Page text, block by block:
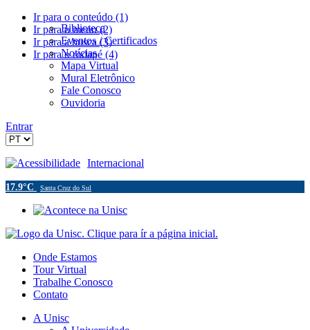
Ir para o conteúdo (1)
Ir para o menu (2)
Ir para a busca (3)
Ir para o rodapé (4)
Biblioteca
Eventos / Certificados
Notícias
Mapa Virtual
Mural Eletrônico
Fale Conosco
Ouvidoria
Entrar
Acessibilidade Internacional
17.9°C Santa Cruz do Sul
Onde Estamos
Tour Virtual
Trabalhe Conosco
Contato
A Unisc